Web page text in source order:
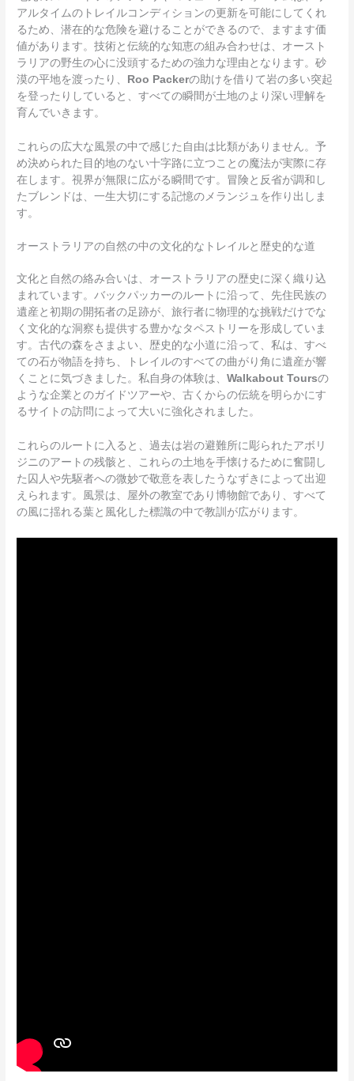
アルタイムのトレイルコンディションの更新を可能にしてくれ
るため、潜在的な危険を避けることができるので、ますます価
値があります。技術と伝統的な知恵の組み合わせは、オースト
ラリアの野生の心に没頭するための強力な理由となります。砂
漠の平地を渡ったり、 Roo Packerの助けを借りて岩の多い突起
を登ったりしていると、すべての瞬間が土地のより深い理解を
育んでいきます。
これらの広大な風景の中で感じた自由は比類がありません。予
め決められた目的地のない十字路に立つことの魔法が実際に存
在します。視界が無限に広がる瞬間です。冒険と反省が調和し
たブレンドは、一生大切にする記憶のメランジュを作り出しま
す。
オーストラリアの自然の中の文化的なトレイルと歴史的な道
文化と自然の絡み合いは、オーストラリアの歴史に深く織り込
まれています。バックパッカーのルートに沿って、先住民族の
遺産と初期の開拓者の足跡が、旅行者に物理的な挑戦だけでな
く文化的な洞察も提供する豊かなタペストリーを形成していま
す。古代の森をさまよい、歴史的な小道に沿って、私は、すべ
ての石が物語を持ち、トレイルのすべての曲がり角に遺産が響
くことに気づきました。私自身の体験は、Walkabout Toursの
ような企業とのガイドツアーや、古くからの伝統を明らかにす
るサイトの訪問によって大いに強化されました。
これらのルートに入ると、過去は岩の避難所に彫られたアボリ
ジニのアートの残骸と、これらの土地を手懐けるために奮闘し
た囚人や先駆者への微妙で敬意を表したうなずきによって出迎
えられます。風景は、屋外の教室であり博物館であり、すべて
の風に揺れる葉と風化した標識の中で教訓が広がります。